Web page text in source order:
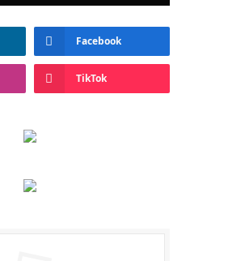
Facebook
TikTok